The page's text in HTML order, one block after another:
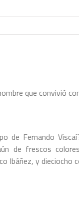
que convivió
de Fernando
de frescos
Ibáñez, y dieciocho